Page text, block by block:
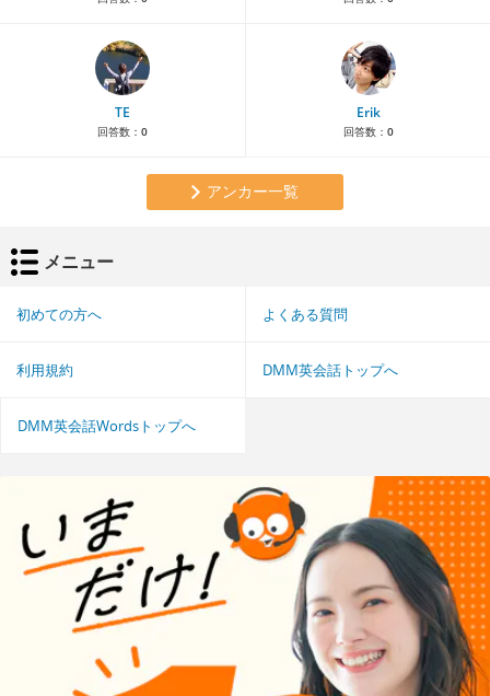
TE
回答数： 0
Erik
回答数： 0
アンカー一覧
メニュー
初めての方へ よくある質問
利用規約 DMM英会話トップへ
DMM英会話Wordsトップへ